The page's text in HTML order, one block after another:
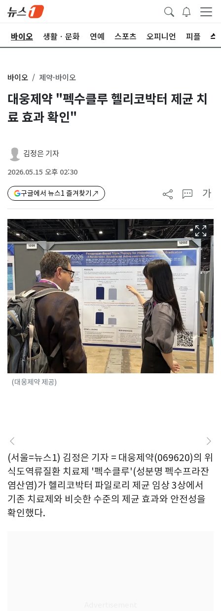
바이오 생활ㆍ문화 연예 스포츠 오피니언 피플
바이오 제약·바이오
대웅제약 "펙수클루 헬리코박터 제균 치
료 효과 확인"
김정은 기자
2026.05.15 오후 02:30
구글에서 뉴스1 즐겨찾기 가
(대웅제약 제공)
(서울=뉴스1) 김정은 기자 = 대웅제약(069620)의 위
식도역류질환 치료제 '펙수클루'(성분명 펙수프라잔
염산염)가 헬리코박터 파일로리 제균 임상 3상에서
기존 치료제와 비슷한 수준의 제균 효과와 안전성을
확인했다.